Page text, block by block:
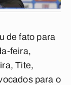
de fato para
feira,
Tite,
para o